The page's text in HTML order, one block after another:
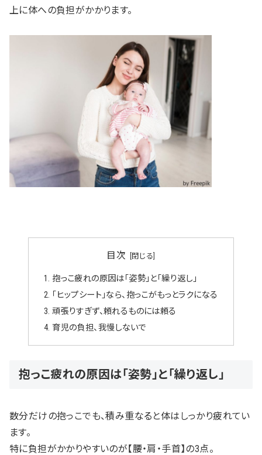
上に体への負担がかかります。
目次
抱っこ疲れの原因は「姿勢」と「繰り返し」
「ヒップシート」なら、抱っこがもっとラクになる
頑張りすぎず、頼れるものには頼る
育児の負担、我慢しないで
抱っこ疲れの原因は「姿勢」と「繰り返し」
数分だけの抱っこでも、積み重なると体はしっかり疲れてい
ます。
特に負担がかかりやすいのが【腰・肩・手首】の3点。